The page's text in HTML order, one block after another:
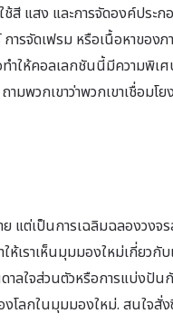
สี แสง และการจัดองค์ประ
ารจัดเฟรม หรือเนื้อหาของภ
ให้คอลเลกชันนี้มีความพิเศ
วกเขาว่าพวกเขาเชื่อมโย
ย แต่เป็นการเฉลิมฉลองว
เราเห็นมุมมองใหม่เกี่ยวกั
ดาลใจส่วนตัวหรือการแบ่ง
ลกในมุมมองใหม่. สนใจสั่ง